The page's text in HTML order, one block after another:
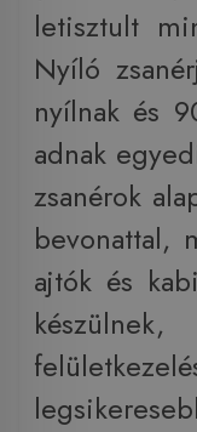
letisztult
Nyíló
nyílnak és
adnak
zsanérok
bevonattal,
ajtók és